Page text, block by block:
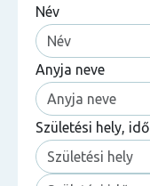
Név
Anyja neve
Születési hely, idő